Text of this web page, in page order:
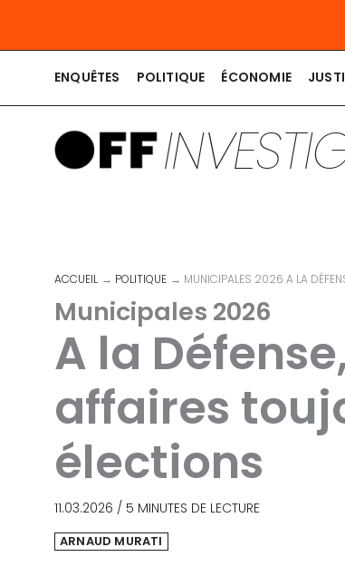
au
contenuENQUÊTES POLITIQUE ÉCONOMIE
ACCUEIL POLITIQUE MUNICIPALES 2026 A LA
Municipales 2026
A la
affaires
élections
11.03.2026 / 5 MINUTES DE LECTURE
ARNAUD MURATI